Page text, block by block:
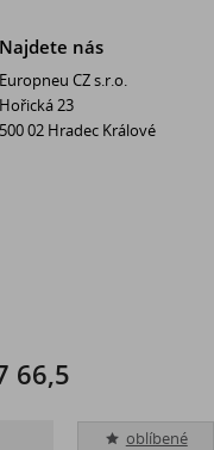
Najdete nás
Europneu CZ s.r.o.
Hořická 23
500 02 Hradec Králové
66,5
oblíbené